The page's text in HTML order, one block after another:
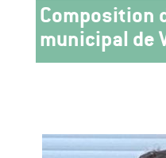
Composition
municipal de